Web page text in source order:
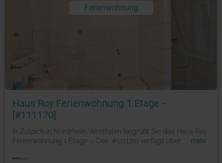
Ferienwohnung
Haus Roy Ferienwohnung 1.Etage -
[#111170]
In Zülpich in Nordrhein-Westfalen begrüßt Sie das Haus Roy
Ferienwohnung 1.Etage -. Das `#111170] verfügt über
mehr